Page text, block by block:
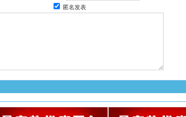
匿名发表